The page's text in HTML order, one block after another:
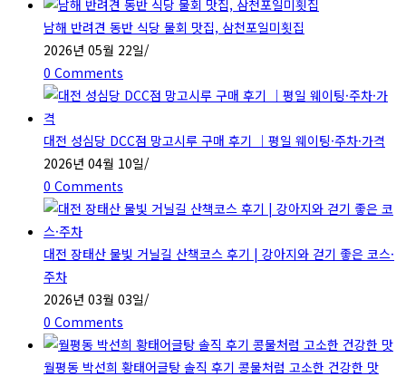
남해 반려견 동반 식당 물회 맛집, 삼천포일미횟집
2026년 05월 22일/
0 Comments
대전 성심당 DCC점 망고시루 구매 후기 ｜평일 웨이팅·주차·가격
2026년 04월 10일/
0 Comments
대전 장태산 물빛 거닐길 산책코스 후기 | 강아지와 걷기 좋은 코스·
주차
2026년 03월 03일/
0 Comments
월평동 박선희 황태어글탕 솔직 후기 콩물처럼 고소한 건강한 맛